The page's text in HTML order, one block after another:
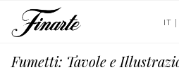
IT |
Fumetti: Tavole e